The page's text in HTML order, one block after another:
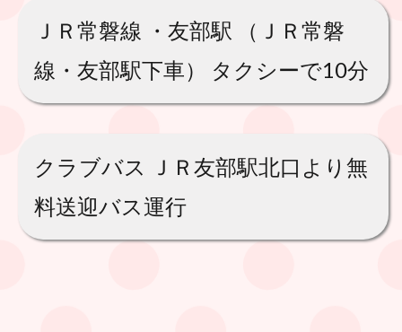
ＪＲ常磐線 ・友部駅 （ＪＲ常磐
線・友部駅下車） タクシーで10分
クラブバス ＪＲ友部駅北口より無
料送迎バス運行